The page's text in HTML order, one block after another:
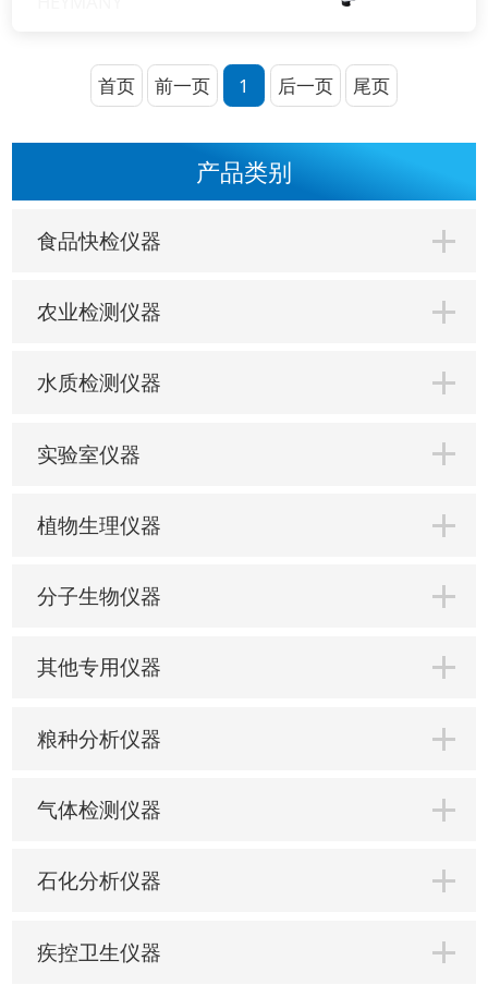
产品类别
食品快检仪器
农业检测仪器
水质检测仪器
实验室仪器
植物生理仪器
分子生物仪器
其他专用仪器
粮种分析仪器
气体检测仪器
石化分析仪器
疾控卫生仪器
首页 前一页 1 后一页 尾页